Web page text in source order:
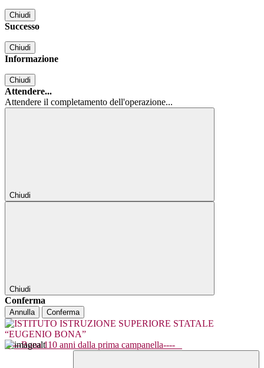
Chiudi
Successo
Chiudi
Informazione
Chiudi
Attendere...
Attendere il completamento dell'operazione...
Chiudi
Chiudi
Conferma
Annulla Conferma
----Bona 110 anni dalla prima campanella----